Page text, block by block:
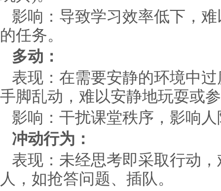
影响：导致学习效率低下，
的任务。
多动：
表现：在需要安静的环境中
手脚乱动，难以安静地玩耍或
影响：干扰课堂秩序，影响
冲动行为：
表现：未经思考即采取行动
人，如抢答问题、插队。